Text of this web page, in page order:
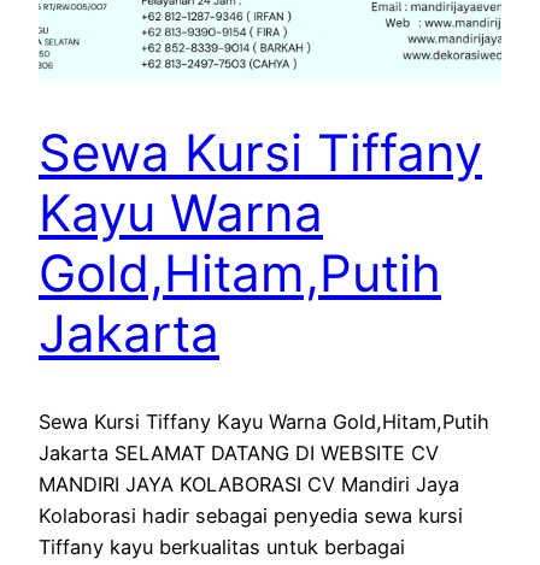
Sewa Kursi Tiffany
Kayu Warna
Gold,Hitam,Putih
Jakarta
Sewa Kursi Tiffany Kayu Warna Gold,Hitam,Putih
Jakarta SELAMAT DATANG DI WEBSITE CV
MANDIRI JAYA KOLABORASI CV Mandiri Jaya
Kolaborasi hadir sebagai penyedia sewa kursi
Tiffany kayu berkualitas untuk berbagai